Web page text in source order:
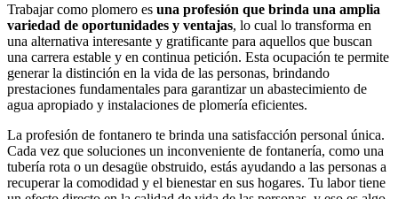
Trabajar como plomero es una profesión que brinda una amplia
variedad de oportunidades y ventajas, lo cual lo transforma en
una alternativa interesante y gratificante para aquellos que buscan
una carrera estable y en continua petición. Esta ocupación te permite
generar la distinción en la vida de las personas, brindando
prestaciones fundamentales para garantizar un abastecimiento de
agua apropiado y instalaciones de plomería eficientes.
La profesión de fontanero te brinda una satisfacción personal única.
Cada vez que soluciones un inconveniente de fontanería, como una
tubería rota o un desagüe obstruido, estás ayudando a las personas a
recuperar la comodidad y el bienestar en sus hogares. Tu labor tiene